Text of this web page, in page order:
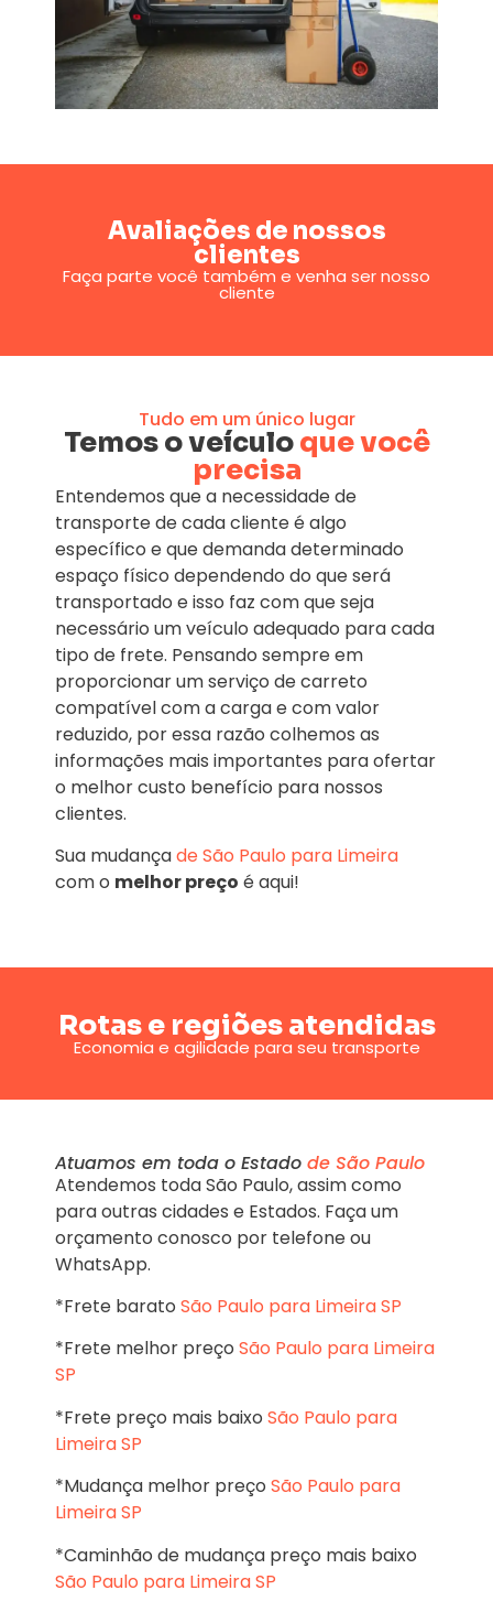
Avaliações de nossos
clientes
Faça parte você também e venha ser nosso
cliente
Tudo em um único lugar
Temos o veículoque você
precisa
Entendemos que a necessidade de
transporte de cada cliente é algo
específico e que demanda determinado
espaço físico dependendo do que será
transportado e isso faz com que seja
necessário um veículo adequado para cada
tipo de frete. Pensando sempre em
proporcionar um serviço de carreto
compatível com a carga e com valor
reduzido, por essa razão colhemos as
informações mais importantes para ofertar
o melhor custo benefício para nossos
clientes.
Sua mudançade São Paulo para Limeira
com o melhor preço é aqui!
Rotas e regiões atendidas
Economia e agilidade para seu transporte
Atuamos em toda o Estado de São Paulo
Atendemos toda São Paulo, assim como
para outras cidades e Estados. Faça um
orçamento conosco por telefone ou
WhatsApp.
*Frete barato São Paulo para Limeira SP
*Frete melhor preço São Paulo para Limeira
SP
*Frete preço mais baixo São Paulo para
Limeira SP
*Mudança melhor preço São Paulo para
Limeira SP
*Caminhão de mudança preço mais baixo
São Paulo para Limeira SP